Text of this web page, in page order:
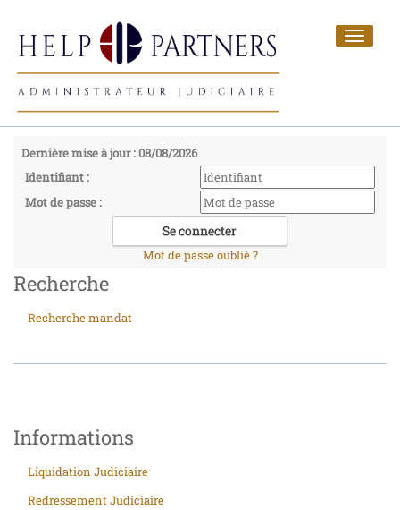
Toggle
Dernière mise à jour : 08/08/2026
Identifiant :
Mot de passe :
Mot de passe oublié ?
Recherche
Recherche mandat
Informations
Liquidation Judiciaire
Redressement Judiciaire